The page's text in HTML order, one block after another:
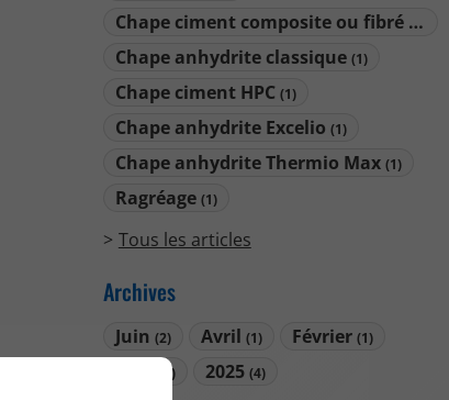
Chape ciment composite ou fibré synthétique
Chape anhydrite classique (1)
Chape ciment HPC (1)
Chape anhydrite Excelio (1)
Chape anhydrite Thermio Max (1)
Ragréage (1)
Tous les articles
Archives
Juin (2) Avril(1) Février(1)
(4) 2025(4)